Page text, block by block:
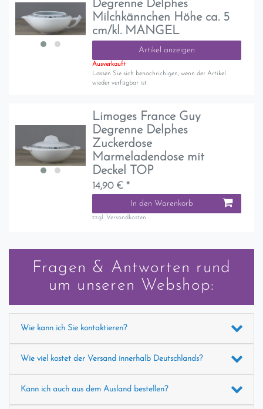
Degrenne Delphes
Milchkännchen Höhe ca. 5
cm/kl. MANGEL
Artikel anzeigen
Ausverkauft
Lassen Sie sich benachrichigen, wenn der Artikel
wieder verfügbar ist.
Limoges France Guy
Degrenne Delphes
Zuckerdose
Marmeladendose mit
Deckel TOP
14,90 € *
In den Warenkorb
zzgl. Versandkosten
Fragen & Antworten rund
um unseren Webshop:
Wie kann ich Sie kontaktieren?
Wie viel kostet der Versand innerhalb Deutschlands?
Kann ich auch aus dem Ausland bestellen?